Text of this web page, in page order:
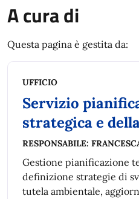
A cura di
Questa pagina è gestita da:
UFFICIO
Servizio
strategica e
RESPONSABILE:
Gestione pianificazione
definizione strategie di
tutela ambientale,